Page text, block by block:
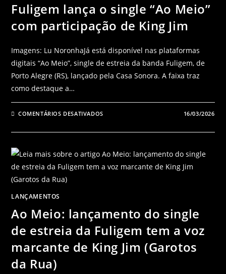
Fuligem lança o single “Ao Meio”
com participação de King Jim
Imagens: Lu NoronhaJá está disponível nas plataformas
digitais “Ao Meio”, single de estreia da banda Fuligem, de
Porto Alegre (RS), lançado pela Casa Sonora. A faixa traz
como destaque a…
COMENTÁRIOS DESATIVADOS 16/03/2026
LANÇAMENTOS
Ao Meio: lançamento do single
de estreia da Fuligem tem a voz
marcante de King Jim (Garotos
da Rua)